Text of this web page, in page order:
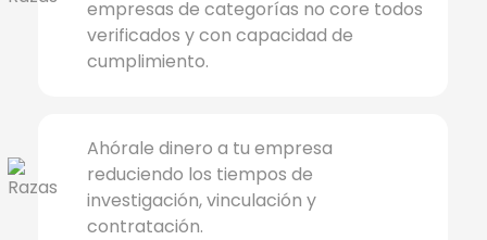
empresas de categorías no core todos
verificados y con capacidad de
cumplimiento.
Ahórale dinero a tu empresa
reduciendo los tiempos de
investigación, vinculación y
contratación.